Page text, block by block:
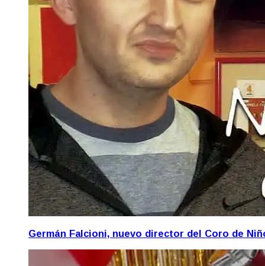
Germán Falcioni, nuevo director del Coro de